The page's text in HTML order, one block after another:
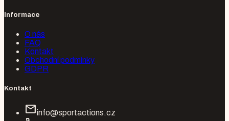
Informace
O nás
FAQ
Kontakt
Obchodní podmínky
GDPR
Kontakt
mailinfo@sportactions.cz